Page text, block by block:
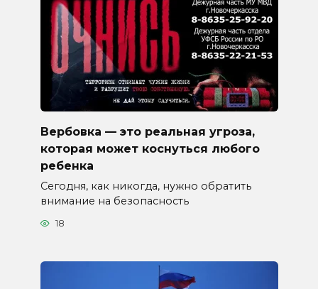
Вербовка — это реальная угроза,
которая может коснуться любого
ребенка
Сегодня, как никогда, нужно обратить
внимание на безопасность
18